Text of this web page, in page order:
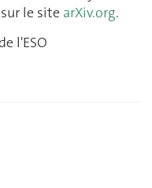
le site arXiv.org.
l'ESO